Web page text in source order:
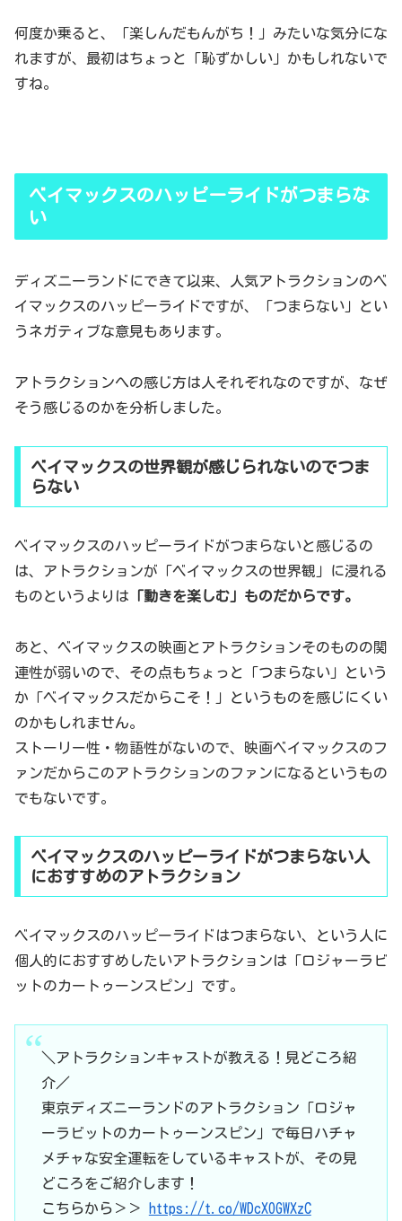
何度か乗ると、「楽しんだもんがち！」みたいな気分にな
れますが、最初はちょっと「恥ずかしい」かもしれないで
すね。
ベイマックスのハッピーライドがつまらな
い
ディズニーランドにできて以来、人気アトラクションのベ
イマックスのハッピーライドですが、「つまらない」とい
うネガティブな意見もあります。
アトラクションへの感じ方は人それぞれなのですが、なぜ
そう感じるのかを分析しました。
ベイマックスの世界観が感じられないのでつま
らない
ベイマックスのハッピーライドがつまらないと感じるの
は、アトラクションが「ベイマックスの世界観」に浸れる
ものというよりは 「動きを楽しむ」ものだからです。
あと、ベイマックスの映画とアトラクションそのものの関
連性が弱いので、その点もちょっと「つまらない」という
か「ベイマックスだからこそ！」というものを感じにくい
のかもしれません。
ストーリー性・物語性がないので、映画ベイマックスのフ
ァンだからこのアトラクションのファンになるというもの
でもないです。
ベイマックスのハッピーライドがつまらない人
におすすめのアトラクション
ベイマックスのハッピーライドはつまらない、という人に
個人的におすすめしたいアトラクションは「ロジャーラビ
ットのカートゥーンスピン」です。
＼アトラクションキャストが教える！見どころ紹
介／
東京ディズニーランドのアトラクション「ロジャ
ーラビットのカートゥーンスピン」で毎日ハチャ
メチャな安全運転をしているキャストが、その見
どころをご紹介します！
こちらから＞＞
https://t.co/WDcXOGWXzC